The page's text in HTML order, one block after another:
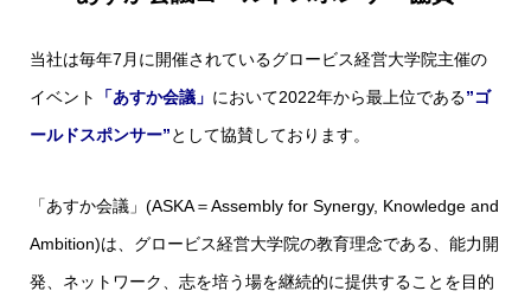
当社は毎年7月に開催されているグロービス経営大学院主催の
イベント
「あすか会議」 において2022年から最上位である”ゴ
ールドスポンサー”として協賛しております。
「あすか会議」(ASKA＝Assembly for Synergy, Knowledge and
Ambition)は、グロービス経営大学院の教育理念である、能力開
発、ネットワーク、志を培う場を継続的に提供することを目的